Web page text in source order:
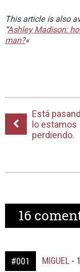
This article is also
“Ashley Madison:
man?«
Está
lo estamos
perdiendo.
16
#001 MIGUEL -